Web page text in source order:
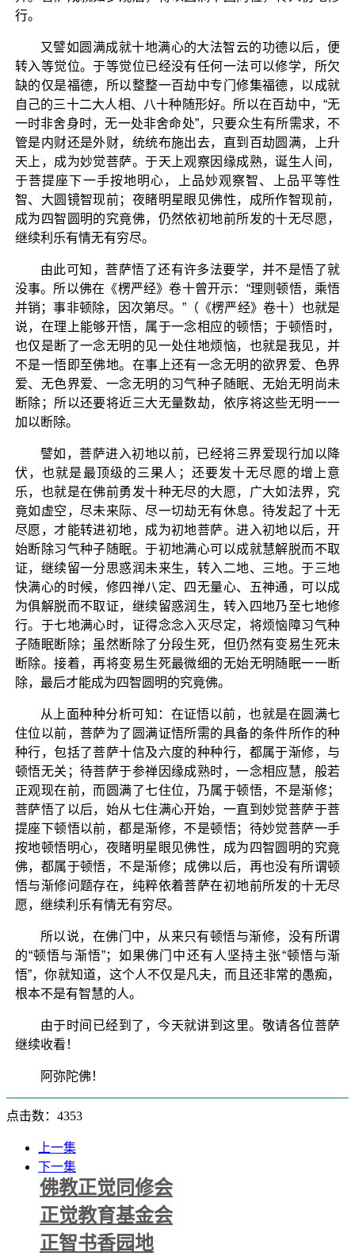
行。
又譬如圆满成就十地满心的大法智云的功德以后，便
转入等觉位。于等觉位已经没有任何一法可以修学，所欠
缺的仅是福德，所以整整一百劫中专门修集福德，以成就
自己的三十二大人相、八十种随形好。所以在百劫中，“无
一时非舍身时，无一处非舍命处”，只要众生有所需求，不
管是内财还是外财，统统布施出去，直到百劫圆满，上升
天上，成为妙觉菩萨。于天上观察因缘成熟，诞生人间，
于菩提座下一手按地明心，上品妙观察智、上品平等性
智、大圆镜智现前；夜睹明星眼见佛性，成所作智现前，
成为四智圆明的究竟佛，仍然依初地前所发的十无尽愿，
继续利乐有情无有穷尽。
由此可知，菩萨悟了还有许多法要学，并不是悟了就
没事。所以佛在《楞严经》卷十曾开示：“理则顿悟，乘悟
并销；事非顿除，因次第尽。”（《楞严经》卷十）也就是
说，在理上能够开悟，属于一念相应的顿悟；于顿悟时，
也仅是断了一念无明的见一处住地烦恼，也就是我见，并
不是一悟即至佛地。在事上还有一念无明的欲界爱、色界
爱、无色界爱、一念无明的习气种子随眠、无始无明尚未
断除；所以还要将近三大无量数劫，依序将这些无明一一
加以断除。
譬如，菩萨进入初地以前，已经将三界爱现行加以降
伏，也就是最顶级的三果人；还要发十无尽愿的增上意
乐，也就是在佛前勇发十种无尽的大愿，广大如法界，究
竟如虚空，尽未来际、尽一切劫无有休息。待发起了十无
尽愿，才能转进初地，成为初地菩萨。进入初地以后，开
始断除习气种子随眠。于初地满心可以成就慧解脱而不取
证，继续留一分思惑润未来生，转入二地、三地。于三地
快满心的时候，修四禅八定、四无量心、五神通，可以成
为俱解脱而不取证，继续留惑润生，转入四地乃至七地修
行。于七地满心时，证得念念入灭尽定，将烦恼障习气种
子随眠断除；虽然断除了分段生死，但仍然有变易生死未
断除。接着，再将变易生死最微细的无始无明随眠一一断
除，最后才能成为四智圆明的究竟佛。
从上面种种分析可知：在证悟以前，也就是在圆满七
住位以前，菩萨为了圆满证悟所需的具备的条件所作的种
种行，包括了菩萨十信及六度的种种行，都属于渐修，与
顿悟无关；待菩萨于参禅因缘成熟时，一念相应慧，般若
正观现在前，而圆满了七住位，乃属于顿悟，不是渐修；
菩萨悟了以后，始从七住满心开始，一直到妙觉菩萨于菩
提座下顿悟以前，都是渐修，不是顿悟；待妙觉菩萨一手
按地顿悟明心，夜睹明星眼见佛性，成为四智圆明的究竟
佛，都属于顿悟，不是渐修；成佛以后，再也没有所谓顿
悟与渐修问题存在，纯粹依着菩萨在初地前所发的十无尽
愿，继续利乐有情无有穷尽。
所以说，在佛门中，从来只有顿悟与渐修，没有所谓
的“顿悟与渐悟”；如果佛门中还有人坚持主张“顿悟与渐
悟”，你就知道，这个人不仅是凡夫，而且还非常的愚痴，
根本不是有智慧的人。
由于时间已经到了，今天就讲到这里。敬请各位菩萨
继续收看！
阿弥陀佛！
点击数：4353
上一集
下一集
佛教正觉同修会
正觉教育基金会
正智书香园地